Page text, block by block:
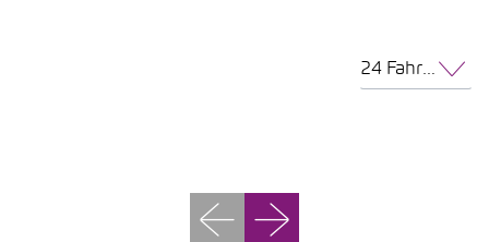
24 Fahrzeuge pro Seite